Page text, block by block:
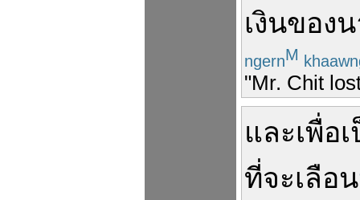
เงินของ
ngernM
"Mr. Chit
และเพื่อ
ที่จะเลือน